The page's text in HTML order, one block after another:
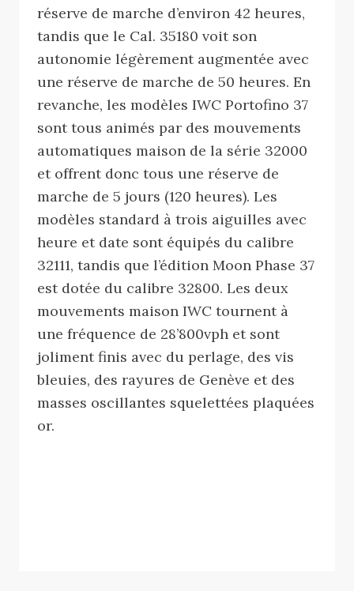
réserve de marche d’environ 42 heures,
tandis que le Cal. 35180 voit son
autonomie légèrement augmentée avec
une réserve de marche de 50 heures. En
revanche, les modèles IWC Portofino 37
sont tous animés par des mouvements
automatiques maison de la série 32000
et offrent donc tous une réserve de
marche de 5 jours (120 heures). Les
modèles standard à trois aiguilles avec
heure et date sont équipés du calibre
32111, tandis que l’édition Moon Phase 37
est dotée du calibre 32800. Les deux
mouvements maison IWC tournent à
une fréquence de 28’800vph et sont
joliment finis avec du perlage, des vis
bleuies, des rayures de Genève et des
masses oscillantes squelettées plaquées
or.